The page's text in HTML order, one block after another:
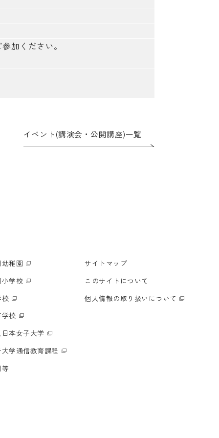
加ください。
イベント(講演会・公開講座)一覧
稚園
小学校
校
校
本女子大学
大学通信教育課程
サイトマップ
このサイトについて
個人情報の取り扱いについて